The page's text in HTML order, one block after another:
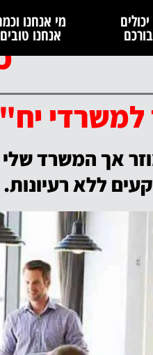
מי אנחנו
אנחנו טובים
למשרדי
אך המשרד שלי
ללא רעיונות.